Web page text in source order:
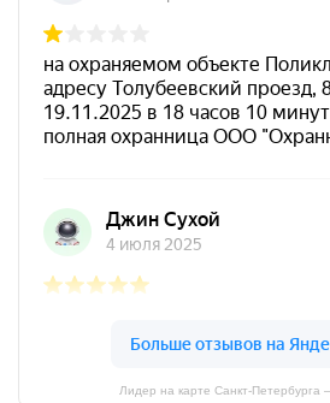
Лидер на карте Санкт‑Петербурга